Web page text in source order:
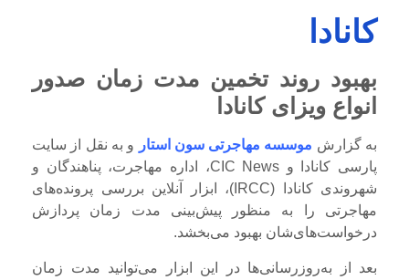
کانادا
بهبود روند تخمین مدت زمان صدور
انواع ویزای کانادا
به گزارش موسسه مهاجرتی سون استار و به نقل از سایت
پارسی کانادا و CIC News، اداره مهاجرت، پناهندگان و
شهروندی کانادا (IRCC)، ابزار آنلاین بررسی پرونده‌های
مهاجرتی را به منظور پیش‌بینی مدت زمان پردازش
درخواست‌های‌شان بهبود می‌بخشد.
بعد از به‌روزرسانی‌ها در این ابزار می‌توانید مدت زمان